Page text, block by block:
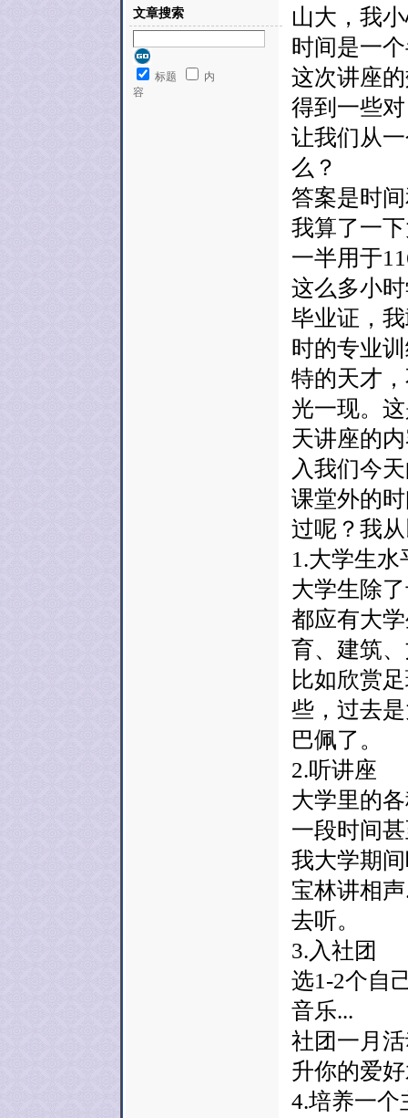
文章搜索
标题
内
容
山大，我
时间是一
这次讲座
得到一些
让我们从
么？
答案是时
我算了一
一半用于
这么多小
毕业证，
时的专业
特的天才
光一现。
天讲座的
入我们今
课堂外的
过呢？我
1.大学生水
大学生除
都应有大
育、建筑
比如欣赏
些，过去
巴佩了。
2.听讲座
大学里的
一段时间
我大学期
宝林讲相
去听。
3.入社团
选1-2个自
音乐...
社团一月
升你的爱
4.培养一个